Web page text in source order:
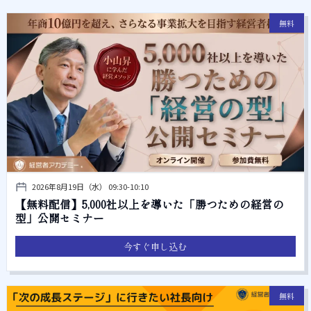
無料
2026年8月19日（水） 09:30-10:10
【無料配信】5,000社以上を導いた「勝つための経営の
型」公開セミナー
今すぐ申し込む
無料